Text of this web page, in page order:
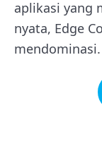
aplikasi yang
nyata, Edge
mendominasi.